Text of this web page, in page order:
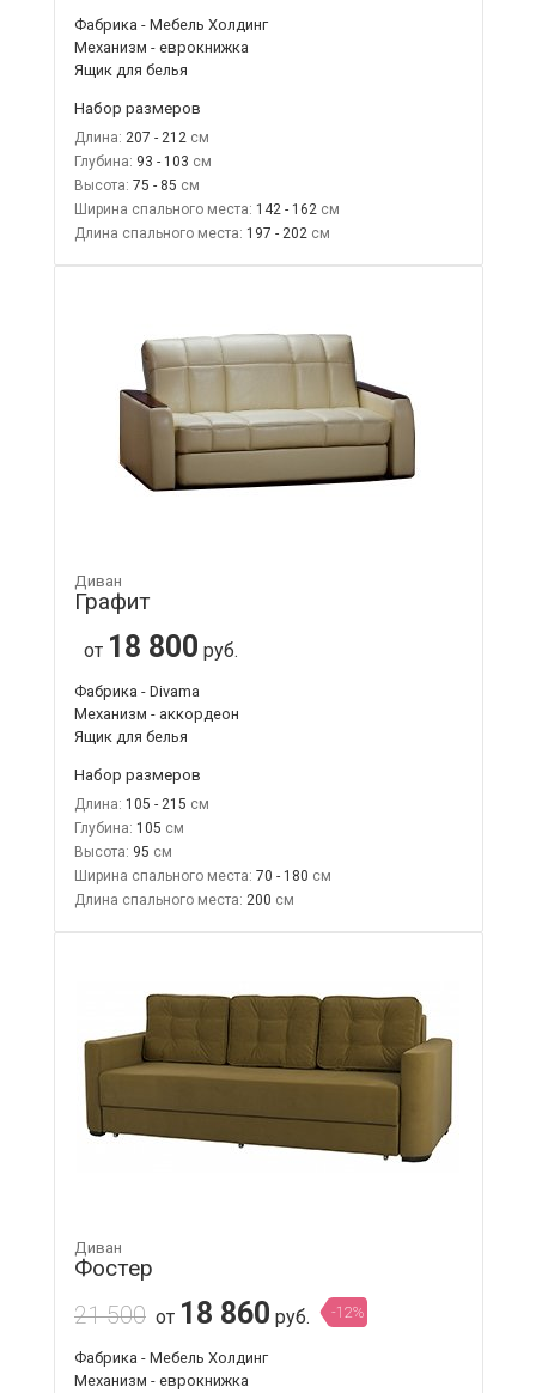
Фабрика - Мебель Холдинг
Механизм - еврокнижка
Ящик для белья
Набор размеров
Длина: 207 - 212
Глубина: 93 - 103
Высота: 75 - 85
Ширина спального места: 142 - 162
Длина спального места: 197 - 202
Диван
Графит
от 18 800 руб.
Фабрика - Divama
Механизм - аккордеон
Ящик для белья
Набор размеров
Длина: 105 - 215
Глубина: 105
Высота: 95
Ширина спального места: 70 - 180
Длина спального места: 200
Диван
Фостер
21 500 от 18 860 руб. -12%
Фабрика - Мебель Холдинг
Механизм - еврокнижка